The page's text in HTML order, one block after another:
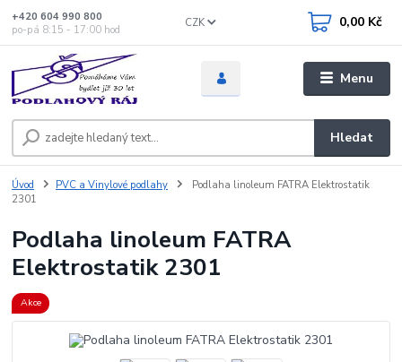
Menu
CZK
Hledat
+420 604 990 800
po-pá 8:15 - 17:00 hod
0,00 Kč
Úvod PVC a Vinylové podlahy
Podlaha linoleum FATRA Elektrostatik
2301
Podlaha linoleum FATRA
Elektrostatik 2301
Akce